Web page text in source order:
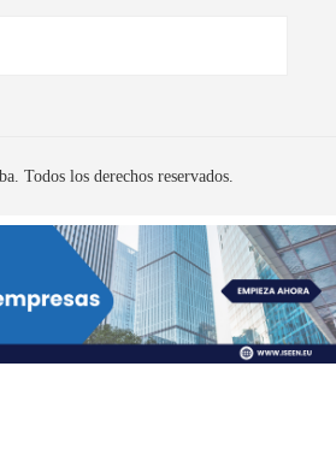
Todos los derechos reservados.